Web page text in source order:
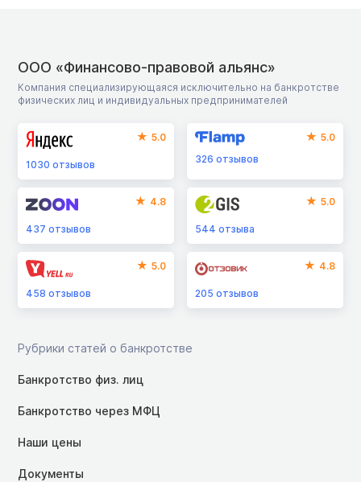
ООО «Финансово-правовой альянс»
Компания специализирующаяся исключительно на банкротстве
физических лиц и индивидуальных предпринимателей
5.0
1030 отзывов
5.0
326отзывов
4.8
437 отзывов
5.0
544отзыва
5.0
458 отзывов
4.8
205отзывов
Рубрики статей о банкротстве
Банкротство физ. лиц
Банкротство через МФЦ
Наши цены
Документы